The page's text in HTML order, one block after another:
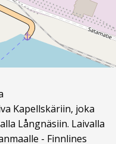
Kapellskäriin, joka
Långnäsiin. Laivalla
- Finnlines